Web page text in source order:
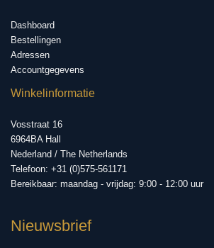
Dashboard
Bestellingen
Adressen
Accountgegevens
Winkelinformatie
Vosstraat 16
6964BA Hall
Nederland / The Netherlands
Telefoon: +31 (0)575-561171
Bereikbaar: maandag - vrijdag: 9:00 - 12:00 uur
Nieuwsbrief